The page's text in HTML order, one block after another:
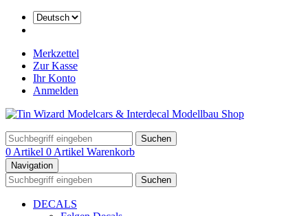
Merkzettel
Zur Kasse
Ihr Konto
Anmelden
Suchen
0 Artikel 0 Artikel Warenkorb
Navigation
Suchen
DECALS